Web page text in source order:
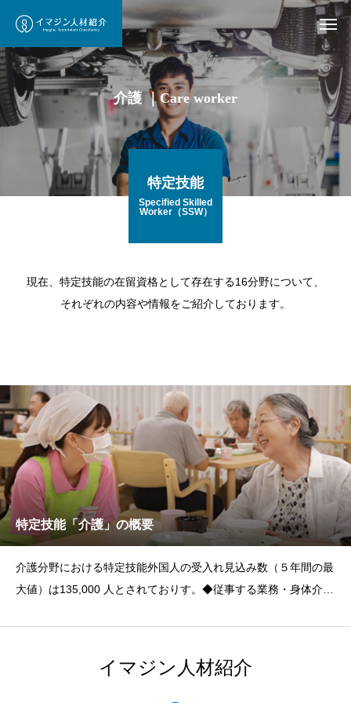
介護 ｜Care worker
特定技能
Specified Skilled
Worker（SSW）
現在、特定技能の在留資格として存在する16分野について、
それぞれの内容や情報をご紹介しております。
特定技能「介護」の概要
介護分野における特定技能外国人の受入れ見込み数（５年間の最
大値）は135,000 人とされておりす。◆従事する業務・身体介護
イマジン人材紹介